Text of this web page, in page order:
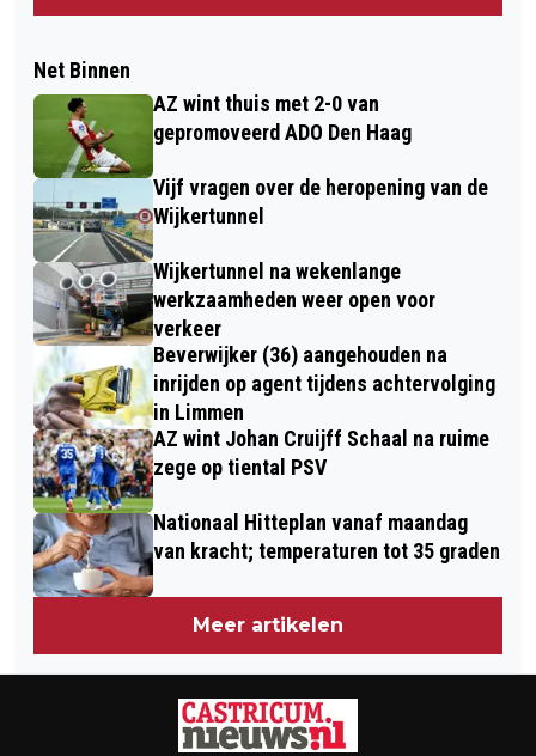
Net Binnen
AZ wint thuis met 2-0 van
gepromoveerd ADO Den Haag
Vijf vragen over de heropening van de
Wijkertunnel
Wijkertunnel na wekenlange
werkzaamheden weer open voor
verkeer
Beverwijker (36) aangehouden na
inrijden op agent tijdens achtervolging
in Limmen
AZ wint Johan Cruijff Schaal na ruime
zege op tiental PSV
Nationaal Hitteplan vanaf maandag
van kracht; temperaturen tot 35 graden
Meer artikelen